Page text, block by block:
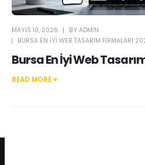
MAYIS 10, 2026 BY ADMIN
BURSA EN İYI WEB TASARIM FIRMALARI
Bursa En İyi Web
READ MORE +